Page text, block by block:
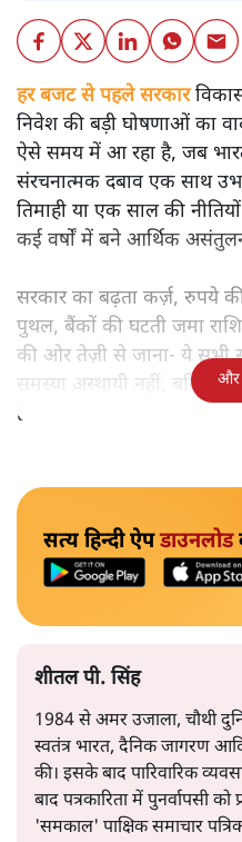
हर बजट से पहले सरकार
निवेश की बड़ी घोषणाओं का
ऐसे समय में आ रहा है, जब
संरचनात्मक दबाव एक साथ
तिमाही या एक साल की
कई वर्षों में बने आर्थिक
सरकार का बढ़ता कर्ज़, रुपये
पुथल, बैंकों की घटती जमा
की ओर तेज़ी से जाना- ये सभी
समस्या अस्थायी नहीं, बल्कि
है।
और
सत्य हिन्दी ऐपडाउनलोड
शीतल पी. सिंह
1984 से अमर उजाला, चौथी
स्वतंत्र भारत, दैनिक जागरण
की। इसके बाद पारिवारिक
बाद पत्रकारिता में पुनर्वापसी
'समकाल' पाक्षिक समाचार